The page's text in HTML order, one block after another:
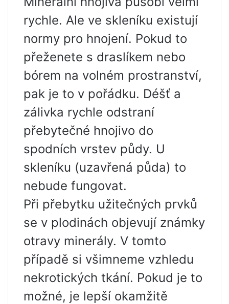
rychle. Ale ve skleníku existují
normy pro hnojení. Pokud to
přeženete s draslíkem nebo
bórem na volném prostranství,
pak je to v pořádku. Déšť a
zálivka rychle odstraní
přebytečné hnojivo do
spodních vrstev půdy. U
skleníku (uzavřená půda) to
nebude fungovat.
Při přebytku užitečných prvků
se v plodinách objevují známky
otravy minerály. V tomto
případě si všimneme vzhledu
nekrotických tkání. Pokud je to
možné, je lepší okamžitě